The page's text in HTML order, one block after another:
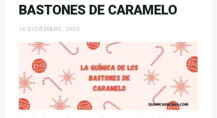
BASTONES DE CARAMELO
16 DICIEMBRE, 2020